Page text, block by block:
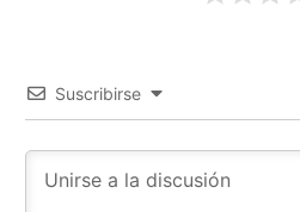
Suscribirse